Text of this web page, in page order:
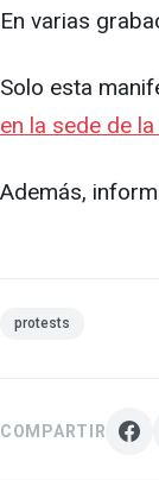
En varias
Solo esta
en la sede de
Además,
protests
COMPARTIR